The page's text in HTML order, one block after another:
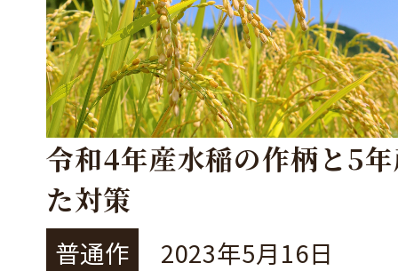
令和4年産水稲の作柄と5
た対策
普通作
2023年5月16日